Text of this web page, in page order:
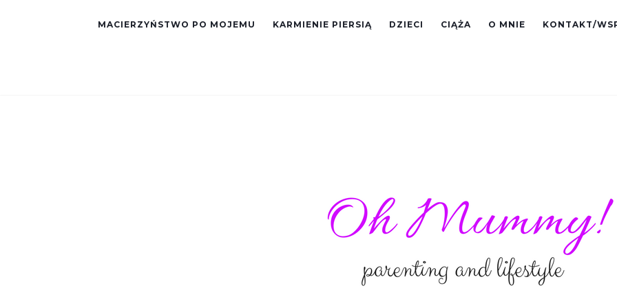
MACIERZYŃSTWO PO MOJEMU KARMIENIE PIERSIĄ DZIECI CIĄŻA O MNIE KONTAKT/